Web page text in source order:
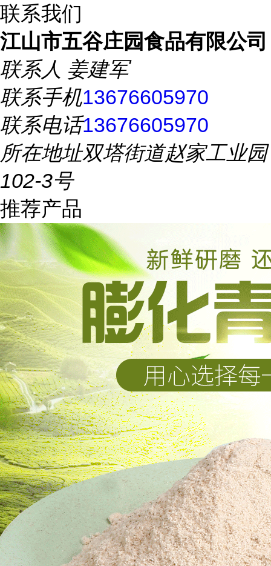
联系我们
江山市五谷庄园食品有限公司
联系人 姜建军
联系手机13676605970
联系电话13676605970
所在地址双塔街道赵家工业园
102-3号
推荐产品